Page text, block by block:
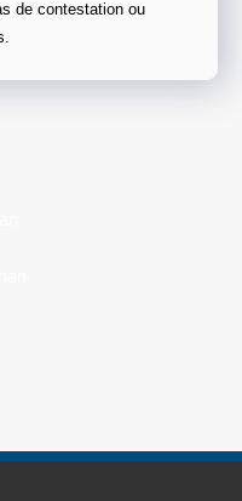
de contestation ou